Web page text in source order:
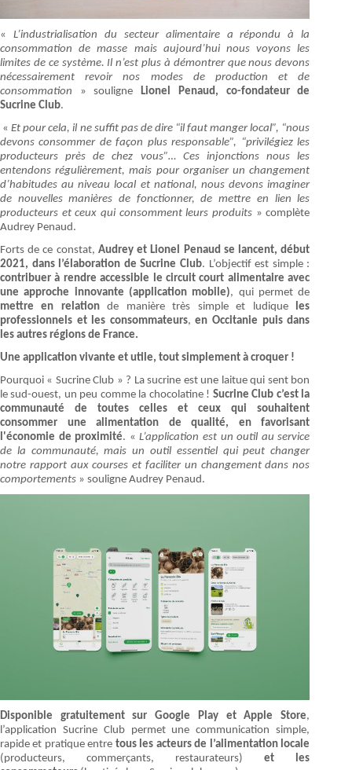
« L’industrialisation du secteur alimentaire a répondu à la
consommation de masse mais aujourd’hui nous voyons les
limites de ce système. Il n’est plus à démontrer que nous devons
nécessairement revoir nos modes de production et de
consommation » souligne
Lionel Penaud, co-fondateur de
Sucrine Club.
«Et pour cela, il ne suffit pas de dire “il faut manger local”, “nous
devons consommer de façon plus responsable”, “privilégiez les
producteurs près de chez vous”… Ces injonctions nous les
entendons régulièrement, mais pour organiser un changement
d’habitudes au niveau local et national, nous devons imaginer
de nouvelles manières de fonctionner, de mettre en lien les
producteurs et ceux qui consomment leurs produits » complète
Audrey Penaud.
Forts de ce constat, Audrey et Lionel Penaud se lancent, début
2021, dans l’élaboration de Sucrine Club. L’objectif est simple :
contribuer à rendre accessible le circuit court alimentaire avec
une approche innovante (application mobile), qui permet de
mettre en relationde manière très simple et ludique
les
professionnels et les consommateurs,en Occitanie puis dans
les autres régions de France.
Une application vivante et utile, tout simplement à croquer !
Pourquoi « Sucrine Club » ? La sucrine est une laitue qui sent bon
le sud-ouest, un peu comme la chocolatine ! Sucrine Club c’est la
communauté de toutes celles et ceux qui souhaitent
consommer une alimentation de qualité, en favorisant
l'économie de proximité. «L’application est un outil au service
de la communauté, mais un outil essentiel qui peut changer
notre rapport aux courses et faciliter un changement dans nos
comportements » souligne Audrey Penaud.
Disponible gratuitement sur Google Play et Apple Store,
l’application Sucrine Club permet une communication simple,
rapide et pratique entre tous les acteurs de l’alimentation locale
(producteurs, commerçants, restaurateurs)et les